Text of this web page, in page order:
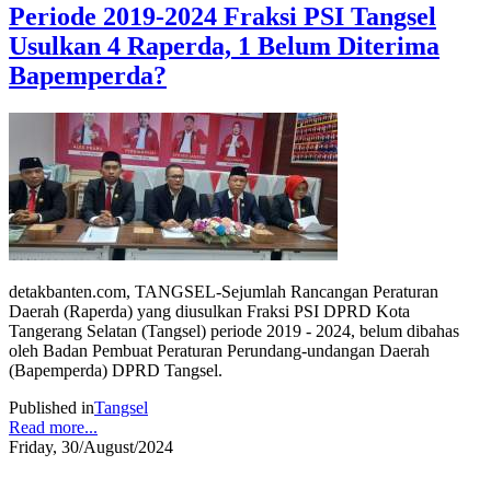
Periode 2019-2024 Fraksi PSI Tangsel
Usulkan 4 Raperda, 1 Belum Diterima
Bapemperda?
detakbanten.com, TANGSEL-Sejumlah Rancangan Peraturan
Daerah (Raperda) yang diusulkan Fraksi PSI DPRD Kota
Tangerang Selatan (Tangsel) periode 2019 - 2024, belum dibahas
oleh Badan Pembuat Peraturan Perundang-undangan Daerah
(Bapemperda) DPRD Tangsel.
Published inTangsel
Read more...
Friday, 30/August/2024